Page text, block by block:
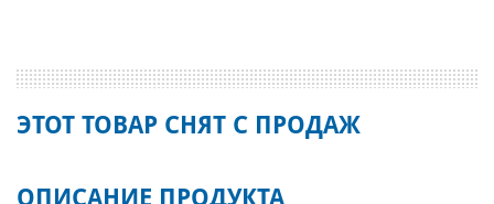
ЭТОТ ТОВАР СНЯТ С ПРОДАЖ
ОПИСАНИЕ ПРОДУКТА